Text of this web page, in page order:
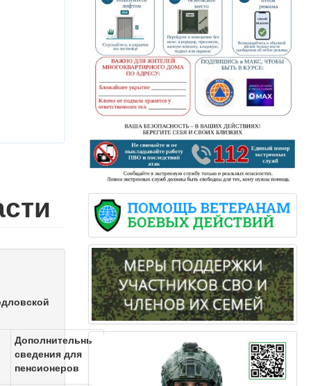
Дополнительные
сведения для
пенсионеров